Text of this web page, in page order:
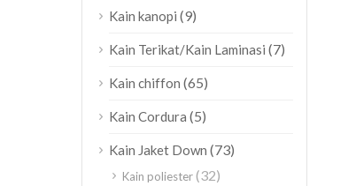
Kain kanopi (9)
Kain Terikat/Kain Laminasi (7)
Kain chiffon (65)
Kain Cordura (5)
Kain Jaket Down (73)
Kain poliester(32)